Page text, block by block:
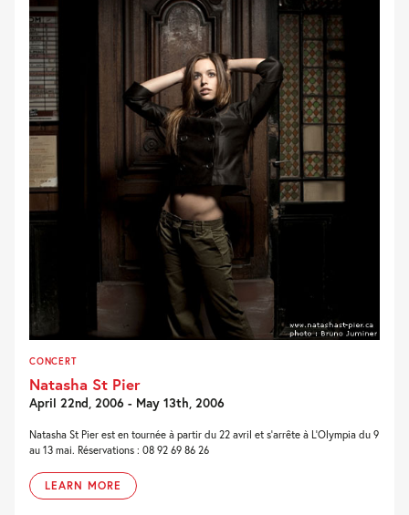
CONCERT
Natasha St Pier
April 22nd, 2006 - May 13th, 2006
Natasha St Pier est en tournée à partir du 22 avril et s'arrête à L'Olympia du 9
au 13 mai. Réservations : 08 92 69 86 26
LEARN MORE